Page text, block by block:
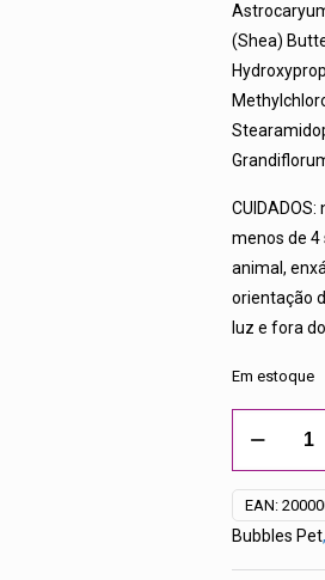
(Shea)
menos de 4
animal,
orientação
luz e fora
Em estoque
EGO
500ML
-
EAN:
Bubbles Pet,